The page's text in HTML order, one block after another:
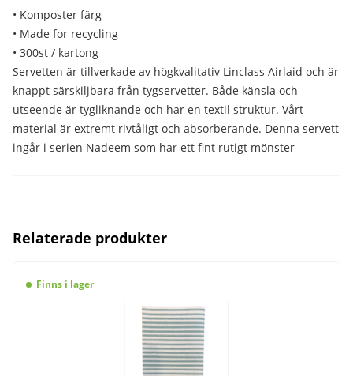
• Komposter färg
• Made for recycling
• 300st / kartong
Servetten är tillverkade av högkvalitativ Linclass Airlaid och är
knappt särskiljbara från tygservetter. Både känsla och
utseende är tygliknande och har en textil struktur. Vårt
material är extremt rivtåligt och absorberande. Denna servett
ingår i serien Nadeem som har ett fint rutigt mönster
Relaterade produkter
Finns i lager